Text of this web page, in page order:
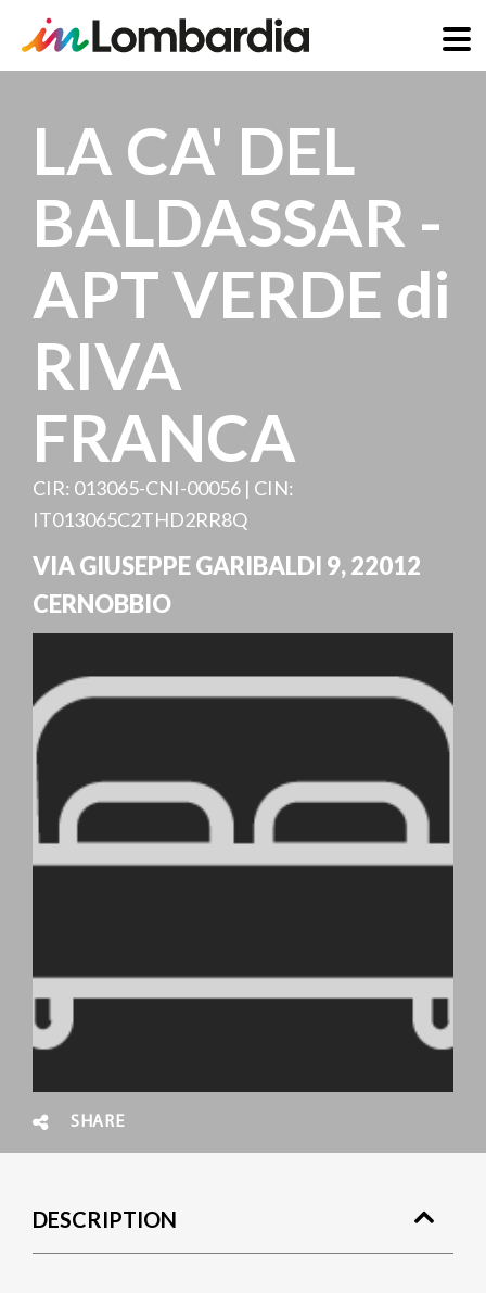
content
LA CA' DEL
BALDASSAR -
APT VERDE di
RIVA
FRANCA
CIR: 013065-CNI-00056 | CIN:
IT013065C2THD2RR8Q
VIA GIUSEPPE GARIBALDI 9,22012
CERNOBBIO
SHARE
DESCRIPTION